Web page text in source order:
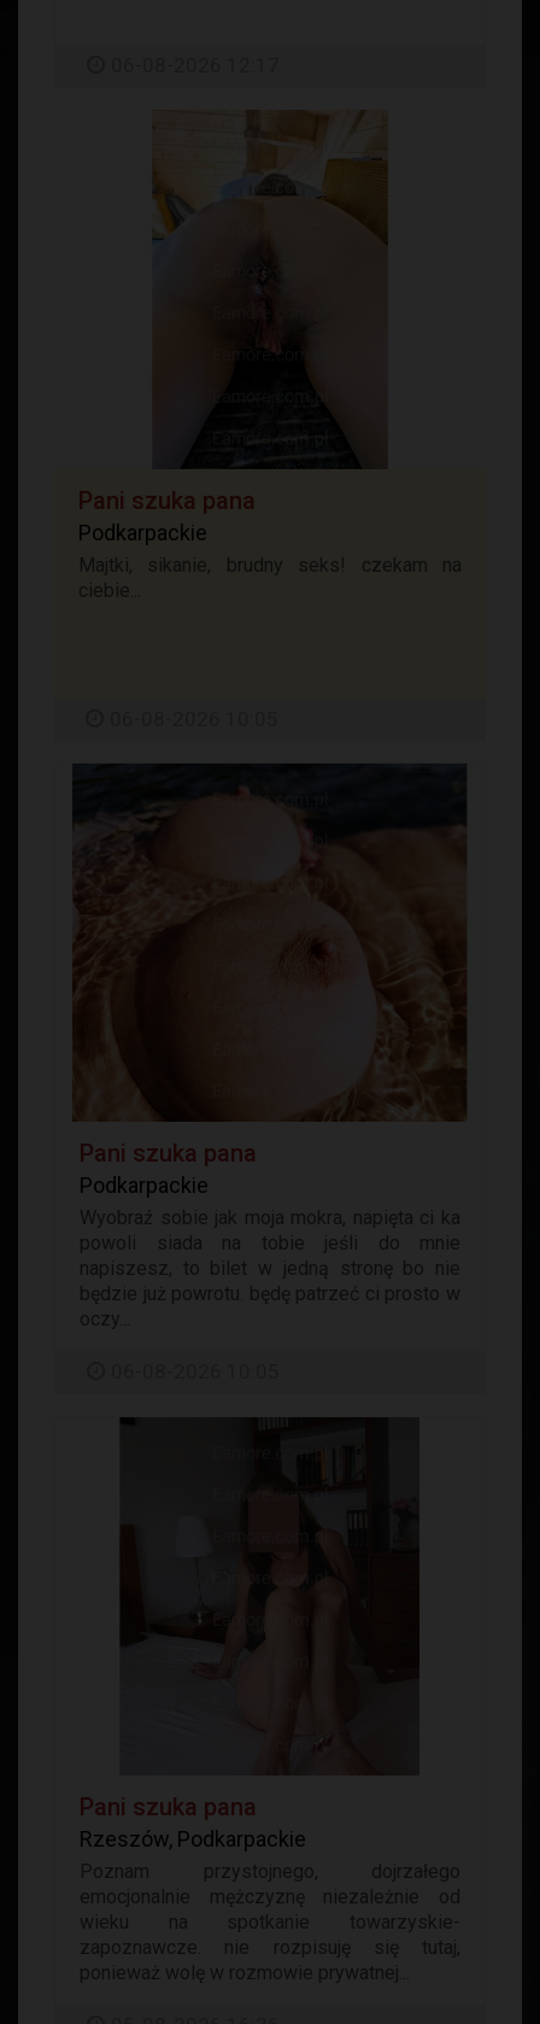
Pani szuka pana
Podkarpackie
Majtki, sikanie, brudny seks! czekam na
ciebie...
Pani szuka pana
Podkarpackie
Wyobraź sobie jak moja mokra, napięta ci ka
powoli siada na tobie jeśli do mnie
napiszesz, to bilet w jedną stronę bo nie
będzie już powrotu. będę patrzeć ci prosto w
oczy...
Pani szuka pana
Rzeszów, Podkarpackie
Poznam przystojnego, dojrzałego
emocjonalnie mężczyznę niezależnie od
wieku na spotkanie towarzyskie-
zapoznawcze. nie rozpisuję się tutaj,
ponieważ wolę w rozmowie prywatnej...